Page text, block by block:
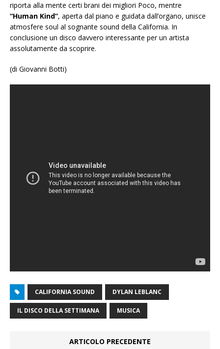
riporta alla mente certi brani dei migliori Poco, mentre
“Human Kind”, aperta dal piano e guidata dall’organo, unisce
atmosfere soul al sognante sound della California. In
conclusione un disco davvero interessante per un artista
assolutamente da scoprire.
(di Giovanni Botti)
CALIFORNIA SOUND DYLAN LEBLANC
IL DISCO DELLA SETTIMANA MUSICA
ARTICOLO PRECEDENTE